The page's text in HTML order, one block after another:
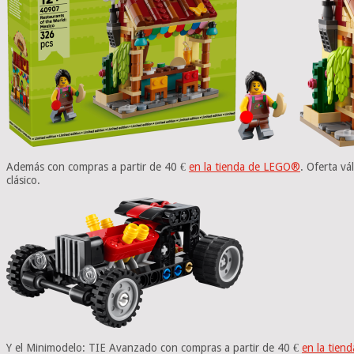
Además con compras a partir de 40 € en la tienda de LEGO®. Oferta
clásico.
Y el Minimodelo: TIE Avanzado con compras a partir de 40 € en la